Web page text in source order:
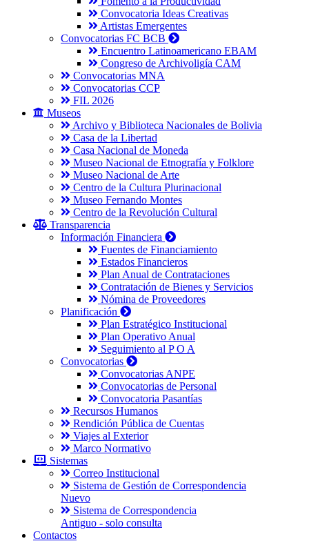
Convocatoria Ideas Creativas
Artistas Emergentes
Convocatorias FC BCB
Encuentro Latinoamericano EBAM
Congreso de Archivoligía CAM
Convocatorias MNA
Convocatorias CCP
FIL 2026
Museos
Archivo y Biblioteca Nacionales de Bolivia
Casa de la Libertad
Casa Nacional de Moneda
Museo Nacional de Etnografía y Folklore
Museo Nacional de Arte
Centro de la Cultura Plurinacional
Museo Fernando Montes
Centro de la Revolución Cultural
Transparencia
Información Financiera
Fuentes de Financiamiento
Estados Financieros
Plan Anual de Contrataciones
Contratación de Bienes y Servicios
Nómina de Proveedores
Planificación
Plan Estratégico Institucional
Plan Operativo Anual
Seguimiento al P O A
Convocatorias
Convocatorias ANPE
Convocatorias de Personal
Convocatoria Pasantías
Recursos Humanos
Rendición Pública de Cuentas
Viajes al Exterior
Marco Normativo
Sistemas
Correo Institucional
Sistema de Gestión de Correspondencia
Nuevo
Sistema de Correspondencia
Antiguo - solo consulta
Contactos